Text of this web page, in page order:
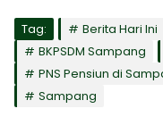
Tag: Berita Hari Ini
BKPSDM Sampang
PNS Pensiun di
Sampang